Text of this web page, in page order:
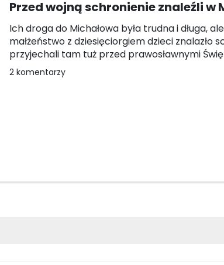
Przed wojną schronienie znaleźli w
Ich droga do Michałowa była trudna i długa,
małżeństwo z dziesięciorgiem dzieci znalazło
przyjechali tam tuż przed prawosławnymi
2 komentarzy